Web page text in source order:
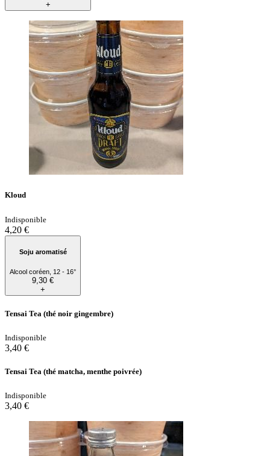
+
Kloud
Indisponible
4,20 €
Soju aromatisé
Alcool coréen, 12 - 16°
9,30 €
+
Tensai Tea (thé noir gingembre)
Indisponible
3,40 €
Tensai Tea (thé matcha, menthe poivrée)
Indisponible
3,40 €